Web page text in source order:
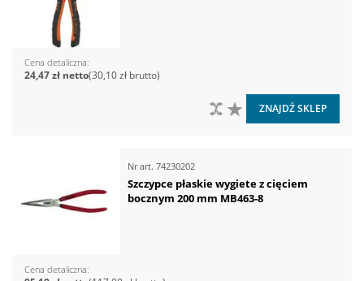
Cena detaliczna
30,10 zł
24,47 zł
DO LISTY ŻYCZEŃ
DO PORÓWNANIA
ZNAJDŹ SKLEP
Nr art. 74230202
Szczypce płaskie wygiete z cięciem
bocznym 200 mm MB463-8
Cena detaliczna